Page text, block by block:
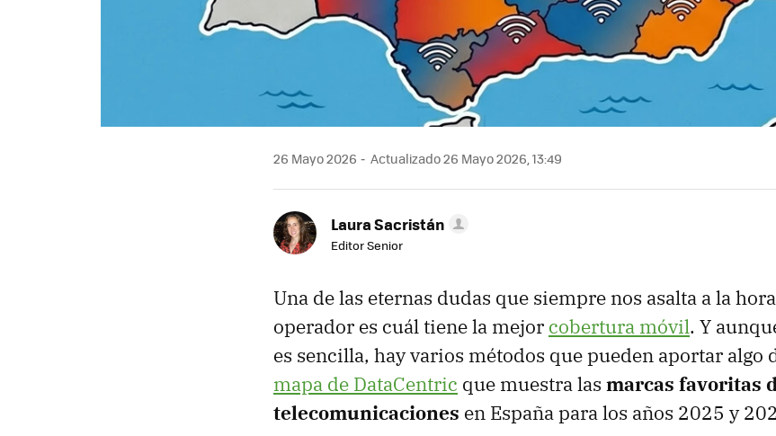
26 Mayo 2026 Actualizado 26 Mayo 2026, 13:49
Laura Sacristán
Editor Senior
Una de las eternas dudas que siempre nos asalta a la
operador es cuál tiene la mejor cobertura móvil. Y
es sencilla, hay varios métodos que pueden aportar algo
mapa de DataCentric que muestra las marcas favoritas
telecomunicaciones en España para los años 2025 y